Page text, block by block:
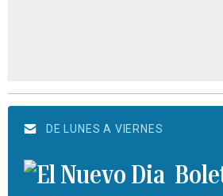
DE LUNES A VIERNES